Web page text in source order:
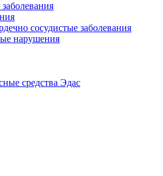
сосудистые заболевания
нарушения
средства Эдас